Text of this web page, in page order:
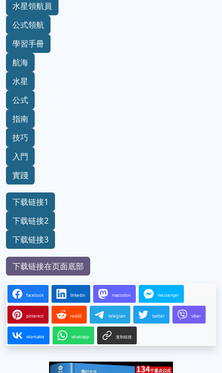
水星領航員
公式領航
學習手冊
航海
水星
公式
指南
技巧
入門
實踐
下载链接1
下载链接2
下载链接3
下载链接在页面底部
facebook linkedin mastodon messenger
pinterest reddit telegram twitter viber
vkontakte whatsapp 复制链接